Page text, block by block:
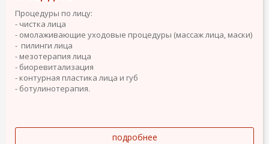
Процедуры по лицу:
- чистка лица
- омолаживающие уходовые процедуры (массаж лица, маски)
- пилинги лица
- мезотерапия лица
- биоревитализация
- контурная пластика лица и губ
- ботулинотерапия.
подробнее